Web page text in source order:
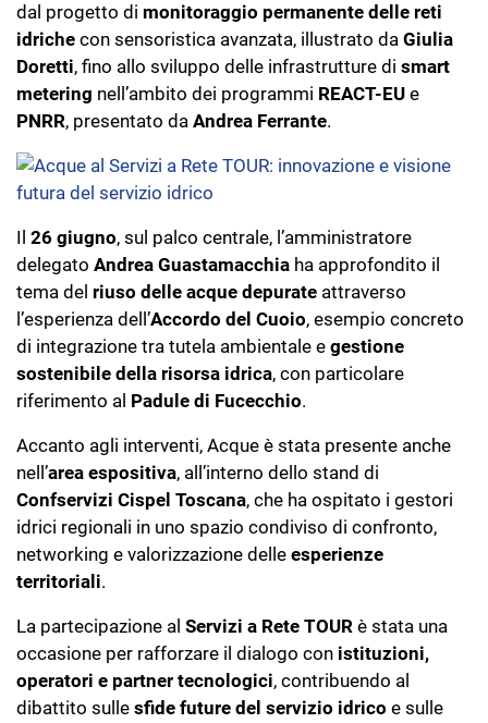
dal progetto di monitoraggio permanente delle reti
idriche con sensoristica avanzata, illustrato da Giulia
Doretti, fino allo sviluppo delle infrastrutture di smart
metering nell’ambito dei programmi REACT-EU e
PNRR, presentato da Andrea Ferrante.
Il 26 giugno, sul palco centrale, l’amministratore
delegato Andrea Guastamacchia ha approfondito il
tema del riuso delle acque depurate attraverso
l’esperienza dell’Accordo del Cuoio, esempio concreto
di integrazione tra tutela ambientale e gestione
sostenibile della risorsa idrica, con particolare
riferimento al Padule di Fucecchio.
Accanto agli interventi, Acque è stata presente anche
nell’area espositiva, all’interno dello stand di
Confservizi Cispel Toscana, che ha ospitato i gestori
idrici regionali in uno spazio condiviso di confronto,
networking e valorizzazione delle esperienze
territoriali.
La partecipazione al Servizi a Rete TOUR è stata una
occasione per rafforzare il dialogo con istituzioni,
operatori e partner tecnologici, contribuendo al
dibattito sulle sfide future del servizio idrico e sulle